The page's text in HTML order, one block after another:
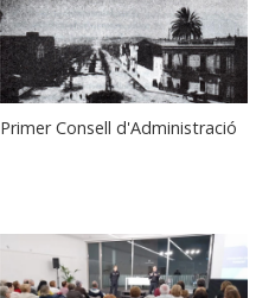
Primer Consell d'Administració